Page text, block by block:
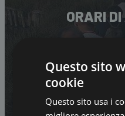
ORARI
Questo sito
cookie
Questo sito usa i